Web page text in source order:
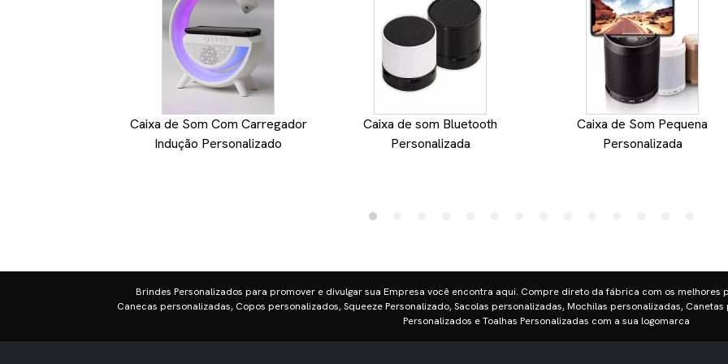
Caixa de Som Com Carregador
Indução Personalizado
Caixa de som Bluetooth
Personalizada
Caixa de Som Pequena
Personalizada
Brindes Personalizados para promover e divulgar sua Empresa você encontra aqui. Compre direto da fábrica com os
Canecas personalizadas, Copos personalizados, Squeeze Personalizado, Sacolas personalizadas, Mochilas personalizadas,
Personalizados e Toalhas Personalizadas com a sua logomarca